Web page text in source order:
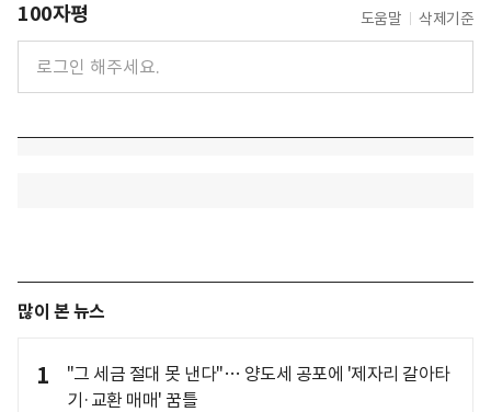
100자평 도움말 삭제기준
많이 본 뉴스
1
"그 세금 절대 못 낸다"… 양도세 공포에 '제자리 갈아타
기·교환 매매' 꿈틀